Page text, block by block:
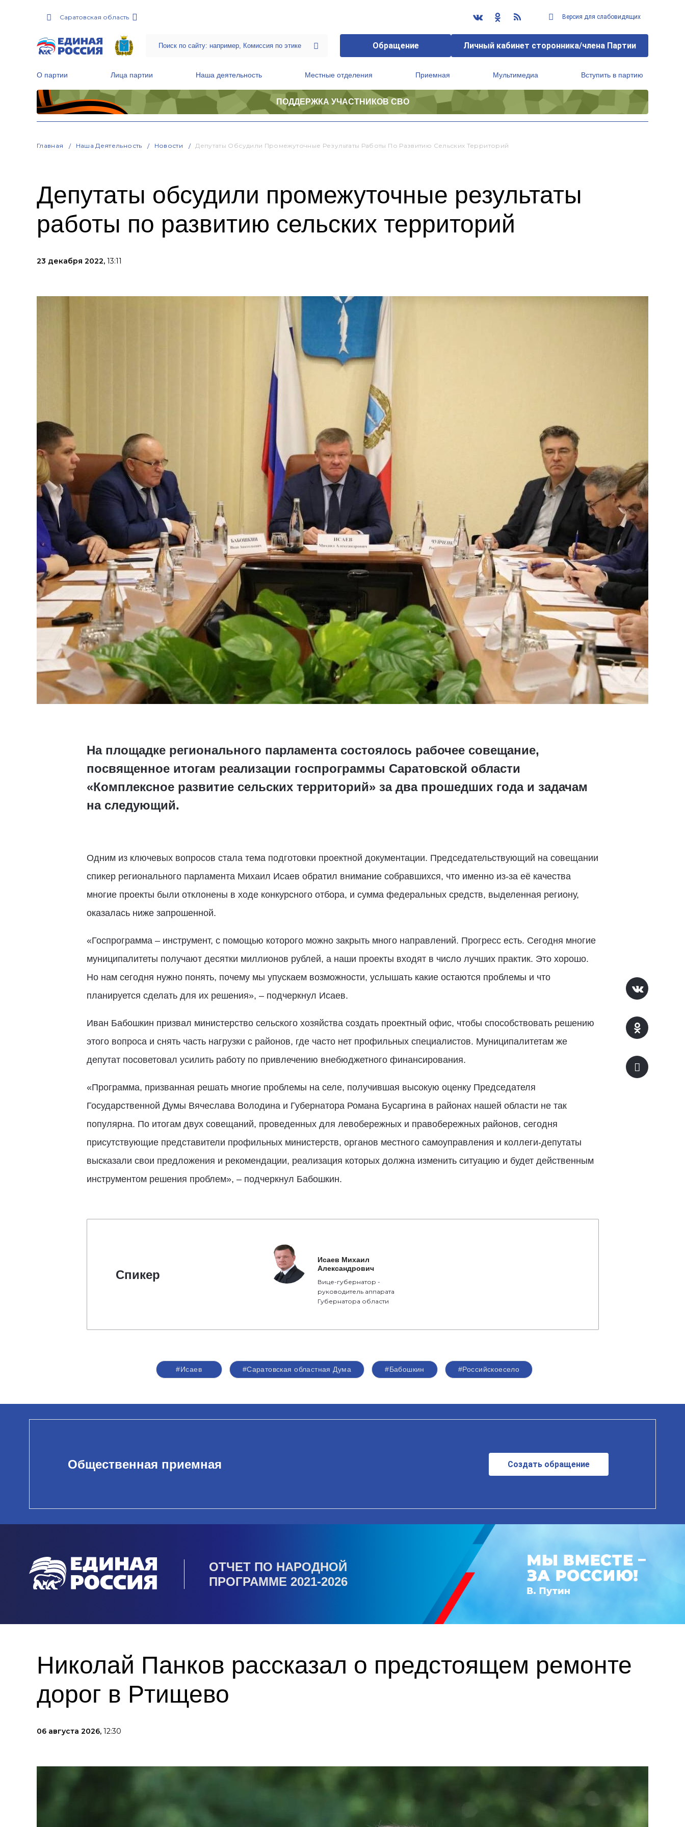
Саратовская область Версия для слабовидящих
Обращение Личный кабинет сторонника/члена Партии
О партии Лица партии Наша деятельность Местные отделения Приемная Мультимедиа Вступить в партию
ПОДДЕРЖКА УЧАСТНИКОВ СВО
Главная Наша Деятельность Новости Депутаты Обсудили Промежуточные Результаты Работы По Развитию Сельских Территорий
Депутаты обсудили промежуточные результаты
работы по развитию сельских территорий
23 декабря 2022, 13:11
На площадке регионального парламента состоялось рабочее совещание,
посвященное итогам реализации госпрограммы Саратовской области
«Комплексное развитие сельских территорий» за два прошедших года и задачам
на следующий.
Одним из ключевых вопросов стала тема подготовки проектной документации. Председательствующий на совещании
спикер регионального парламента Михаил Исаев обратил внимание собравшихся, что именно из-за её качества
многие проекты были отклонены в ходе конкурсного отбора, и сумма федеральных средств, выделенная региону,
оказалась ниже запрошенной.
«Госпрограмма – инструмент, с помощью которого можно закрыть много направлений. Прогресс есть. Сегодня многие
муниципалитеты получают десятки миллионов рублей, а наши проекты входят в число лучших практик. Это хорошо.
Но нам сегодня нужно понять, почему мы упускаем возможности, услышать какие остаются проблемы и что
планируется сделать для их решения», – подчеркнул Исаев.
Иван Бабошкин призвал министерство сельского хозяйства создать проектный офис, чтобы способствовать решению
этого вопроса и снять часть нагрузки с районов, где часто нет профильных специалистов. Муниципалитетам же
депутат посоветовал усилить работу по привлечению внебюджетного финансирования.
«Программа, призванная решать многие проблемы на селе, получившая высокую оценку Председателя
Государственной Думы Вячеслава Володина и Губернатора Романа Бусаргина в районах нашей области не так
популярна. По итогам двух совещаний, проведенных для левобережных и правобережных районов, сегодня
присутствующие представители профильных министерств, органов местного самоуправления и коллеги-депутаты
высказали свои предложения и рекомендации, реализация которых должна изменить ситуацию и будет действенным
инструментом решения проблем», – подчеркнул Бабошкин.
Спикер
Исаев Михаил
Александрович
Вице-губернатор -
руководитель аппарата
Губернатора области
#Исаев #Саратовская областная Дума #Бабошкин #Российскоесело
Общественная приемная Создать обращение
ОТЧЕТ ПО НАРОДНОЙ
ПРОГРАММЕ 2021-2026
Николай Панков рассказал о предстоящем ремонте
дорог в Ртищево
06 августа 2026, 12:30